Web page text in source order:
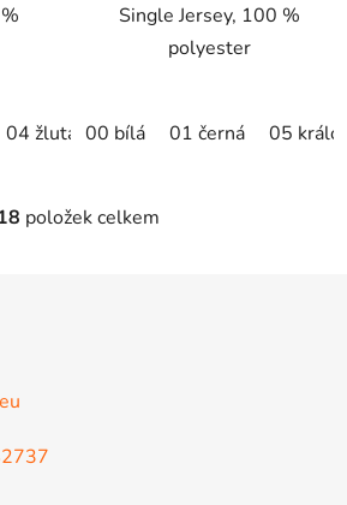
04 žlutá 15 nebesky modrá 89
Single Jersey, 100 %
polyester
00 bílá 01 černá 05
O
položek celkem